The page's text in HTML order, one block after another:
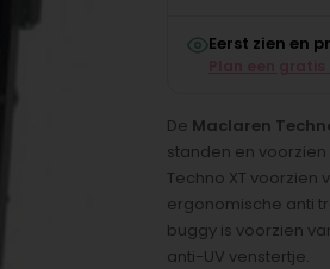
Eerst zien en
De Maclaren
standen en
Techno XT voorzien
ergonomische anti
buggy is voorzien
anti-UV venstertje.